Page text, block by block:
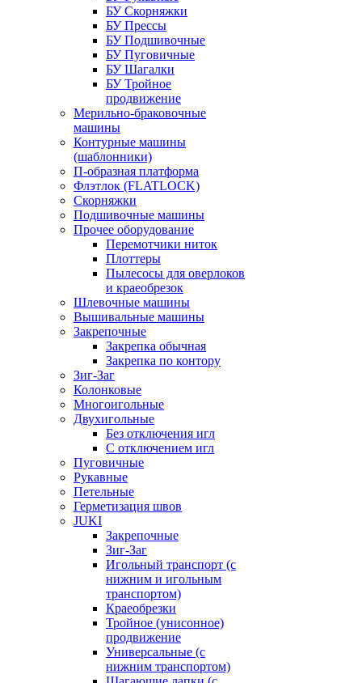
БУ Скорняжки
БУ Прессы
БУ Подшивочные
БУ Пуговичные
БУ Шагалки
БУ Тройное
продвижение
Мерильно-браковочные
машины
Контурные машины
(шаблонники)
П-образная платформа
Флэтлок (FLATLOCK)
Скорняжки
Подшивочные машины
Прочее оборудование
Перемотчики ниток
Плоттеры
Пылесосы для оверлоков
и краеобрезок
Шлевочные машины
Вышивальные машины
Закрепочные
Закрепка обычная
Закрепка по контору
Зиг-Заг
Колонковые
Многоигольные
Двухигольные
Без отключения игл
С отключением игл
Пуговичные
Рукавные
Петельные
Герметизация швов
JUKI
Закрепочные
Зиг-Заг
Игольный транспорт (с
нижним и игольным
транспортом)
Краеобрезки
Тройное (унисонное)
продвижение
Универсальные (с
нижним транспортом)